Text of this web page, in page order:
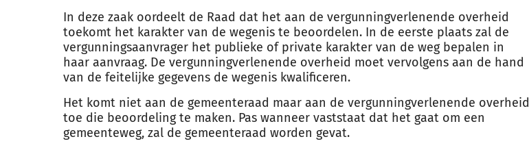
In deze zaak oordeelt de Raad dat het aan de vergunningverlenende overheid
toekomt het karakter van de wegenis te beoordelen. In de eerste plaats zal de
vergunningsaanvrager het publieke of private karakter van de weg bepalen in
haar aanvraag. De vergunningverlenende overheid moet vervolgens aan de hand
van de feitelijke gegevens de wegenis kwalificeren.
Het komt niet aan de gemeenteraad maar aan de vergunningverlenende overheid
toe die beoordeling te maken. Pas wanneer vaststaat dat het gaat om een
gemeenteweg, zal de gemeenteraad worden gevat.